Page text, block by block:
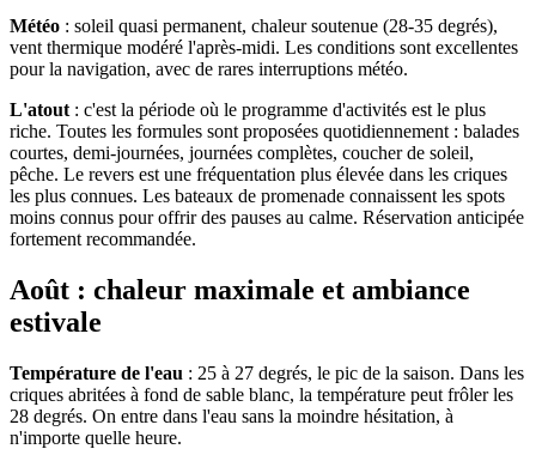
Météo : soleil quasi permanent, chaleur soutenue (28-35 degrés),
vent thermique modéré l'après-midi. Les conditions sont excellentes
pour la navigation, avec de rares interruptions météo.
L'atout : c'est la période où le programme d'activités est le plus
riche. Toutes les formules sont proposées quotidiennement : balades
courtes, demi-journées, journées complètes, coucher de soleil,
pêche. Le revers est une fréquentation plus élevée dans les criques
les plus connues. Les bateaux de promenade connaissent les spots
moins connus pour offrir des pauses au calme. Réservation anticipée
fortement recommandée.
Août : chaleur maximale et ambiance
estivale
Température de l'eau : 25 à 27 degrés, le pic de la saison. Dans les
criques abritées à fond de sable blanc, la température peut frôler les
28 degrés. On entre dans l'eau sans la moindre hésitation, à
n'importe quelle heure.